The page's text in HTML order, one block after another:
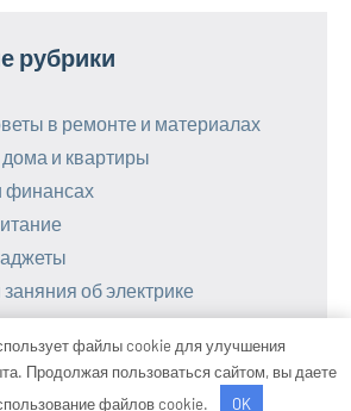
рубрики
в ремонте и материалах
и квартиры
финансах
об электрике
от ThemeZee.
файлы cookie для улучшения
Продолжая пользоваться сайтом, вы даете
файлов cookie.
OK